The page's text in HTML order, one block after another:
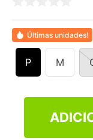
Últimas unidades!
P M
10º NEW 530